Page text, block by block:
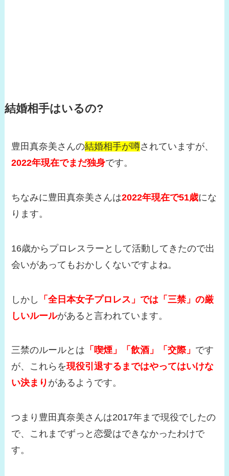
結婚相手はいるの?
豊田真奈美さんの結婚相手が噂されていますが、
2022年現在でまだ独身です。
ちなみに豊田真奈美さんは2022年現在で51歳にな
ります。
16歳からプロレスラーとして活動してきたので出
会いがあってもおかしくないですよね。
しかし
「全日本女子プロレス」では「三禁」の厳
しいルールがあると言われています。
三禁のルールとは 「喫煙」「飲酒」「交際」 です
が、これらを現役引退するまではやってはいけな
い決まり があるようです。
つまり豊田真奈美さんは2017年まで現役でしたの
で、これまでずっと恋愛はできなかったわけで
す。